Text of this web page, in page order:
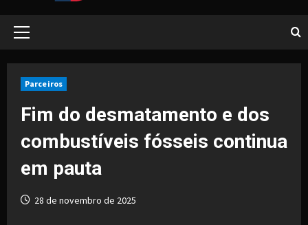
Primary
Parceiros
Fim do desmatamento e dos
combustíveis fósseis continua
em pauta
28 de novembro de 2025